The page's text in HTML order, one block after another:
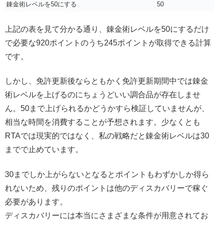
錬金術レベルを50にする
50
上記の表を見て分かる通り、錬金術レベルを50にするだけ
で必要な920ポイントのうち245ポイントが取得できる計算
です。
しかし、免許更新後ならともかく免許更新期間中では錬金
術レベルを上げるのにちょうどいい調合品が存在しませ
ん。50まで上げられるかどうかすら検証していませんが、
相当な時間を消費することが予想されます。少なくとも
RTAでは現実的ではなく、私の戦略だと錬金術レベルは30
までで止めています。
30までしか上がらないとなるとポイントもわずかしか得ら
れないため、残りのポイントは他のディスカバリーで稼ぐ
必要があります。
ディスカバリーには本当にさまざまな条件が用意されてお